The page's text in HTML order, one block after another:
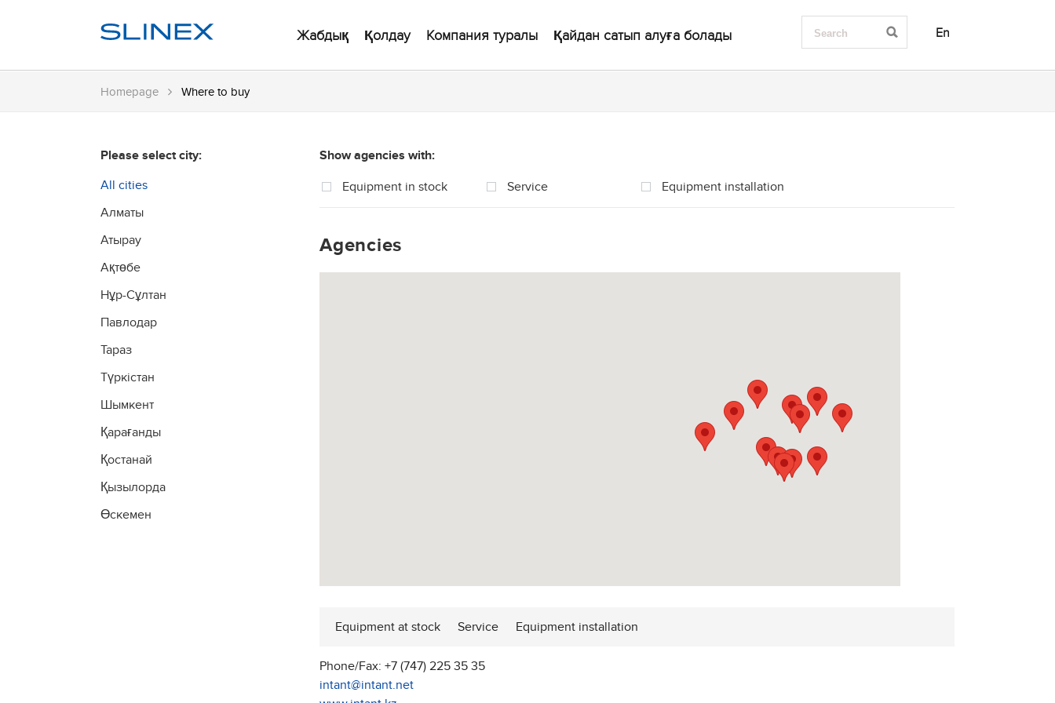
Жабдық Қолдау Компания туралы Қайдан сатып алуға болады En
Homepage Where to buy
Please select city:
All cities
Алматы
Атырау
Ақтөбе
Нұр-Сұлтан
Павлодар
Тараз
Түркістан
Шымкент
Қарағанды
Қостанай
Қызылорда
Өскемен
Show agencies with:
Equipment in stock
Service Equipment installation
Agencies
Equipment at stock Service Equipment installation
Phone/Fax: +7 (747) 225 35 35
intant@intant.net